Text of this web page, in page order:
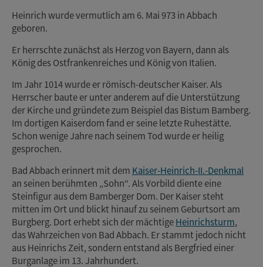
Heinrich wurde vermutlich am 6. Mai 973 in Abbach
geboren.
Er herrschte zunächst als Herzog von Bayern, dann als
König des Ostfrankenreiches und König von Italien.
Im Jahr 1014 wurde er römisch-deutscher Kaiser. Als
Herrscher baute er unter anderem auf die Unterstützung
der Kirche und gründete zum Beispiel das Bistum Bamberg.
Im dortigen Kaiserdom fand er seine letzte Ruhestätte.
Schon wenige Jahre nach seinem Tod wurde er heilig
gesprochen.
Bad Abbach erinnert mit dem Kaiser-Heinrich-II.-Denkmal
an seinen berühmten „Sohn“. Als Vorbild diente eine
Steinfigur aus dem Bamberger Dom. Der Kaiser steht
mitten im Ort und blickt hinauf zu seinem Geburtsort am
Burgberg. Dort erhebt sich der mächtigeHeinrichsturm,
das Wahrzeichen von Bad Abbach. Er stammt jedoch nicht
aus Heinrichs Zeit, sondern entstand als Bergfried einer
Burganlage im 13. Jahrhundert.